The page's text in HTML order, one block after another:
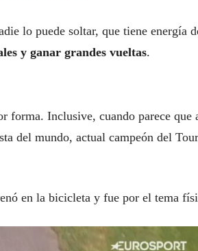
lo puede soltar, que tiene energía
y ganar grandes vueltas.
forma. Inclusive, cuando parece que
del mundo, actual campeón del
en la bicicleta y fue por el tema